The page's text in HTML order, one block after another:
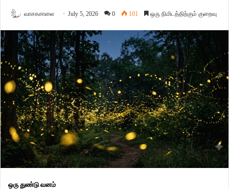
வாசகசாலை July 5, 2026 0 101 ஒரு நிமிடத்திற்கும் குறைவு
ஒரு துண்டு வனம்